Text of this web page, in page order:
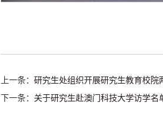
上一条：研究生处组织开展研究生教育校院
下一条： 关于研究生赴澳门科技大学访学名